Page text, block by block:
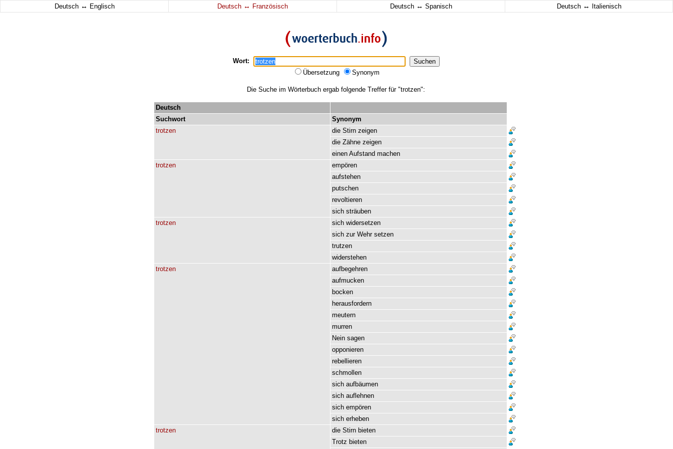
Deutsch ↔ Englisch Deutsch ↔ Französisch Deutsch ↔ Spanisch Deutsch ↔ Italienisch
Wort:
Übersetzung
Synonym
Die Suche im Wörterbuch ergab folgende Treffer für "trotzen":
Deutsch
Suchwort
Synonym
trotzen
die Stirn zeigen
die Zähne zeigen
einen Aufstand machen
trotzen
empören
aufstehen
putschen
revoltieren
sich sträuben
trotzen
sich widersetzen
sich zur Wehr setzen
trutzen
widerstehen
trotzen
aufbegehren
aufmucken
bocken
herausfordern
meutern
murren
Nein sagen
opponieren
rebellieren
schmollen
sich aufbäumen
sich auflehnen
sich empören
sich erheben
trotzen
die Stirn bieten
Trotz bieten